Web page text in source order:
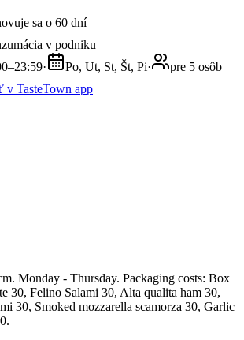
sa o 60 dní
v podniku
· Po, Ut, St, Št, Pi·
pre 5 osôb
v TasteTown app
Monday - Thursday. Packaging costs: Box
30, Felino Salami 30, Alta qualita ham 30,
30, Smoked mozzarella scamorza 30, Garlic